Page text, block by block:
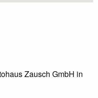
Zausch GmbH in